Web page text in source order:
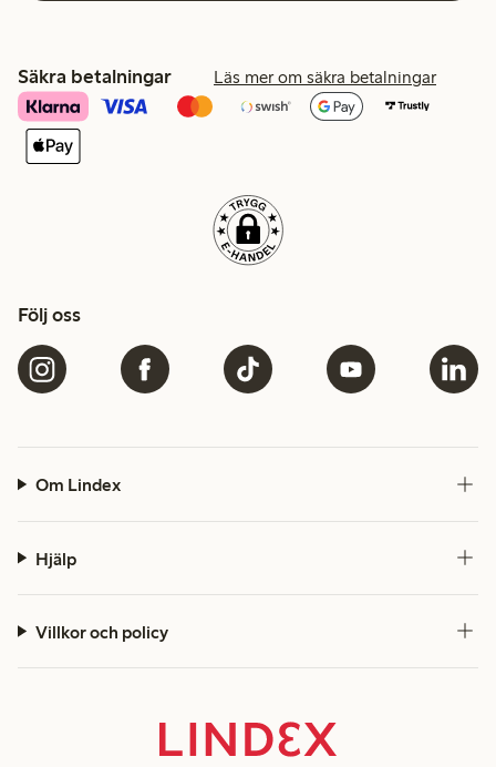
Säkra betalningar Läs mer om säkra betalningar
Följ oss
Om Lindex
Hjälp
Villkor och policy